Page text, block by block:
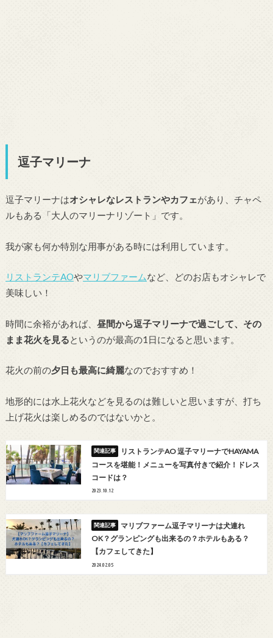
逗子マリーナ
逗子マリーナはオシャレなレストランやカフェがあり、チャペ
ルもある「大人のマリーナリゾート」です。
我が家も何か特別な用事がある時には利用しています。
リストランテAOやマリブファームなど、どのお店もオシャレで
美味しい！
時間に余裕があれば、 昼間から逗子マリーナで過ごして、その
まま花火を見るというのが最高の1日になると思います。
花火の前の夕日も最高に綺麗なのでおすすめ！
地形的には水上花火などを見るのは難しいと思いますが、打ち
上げ花火は楽しめるのではないかと。
リストランテAO 逗子マリーナでHAYAMA
コースを堪能！メニューを写真付きで紹介！ドレス
コードは？
2023.10.12
マリブファーム逗子マリーナは犬連れ
OK？グランピングも出来るの？ホテルもある？
【カフェしてきた】
2024.02.05